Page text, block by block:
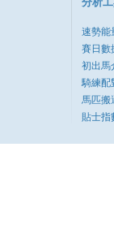
速勢能
賽日數
初出馬
騎練配
馬匹搬
貼士指